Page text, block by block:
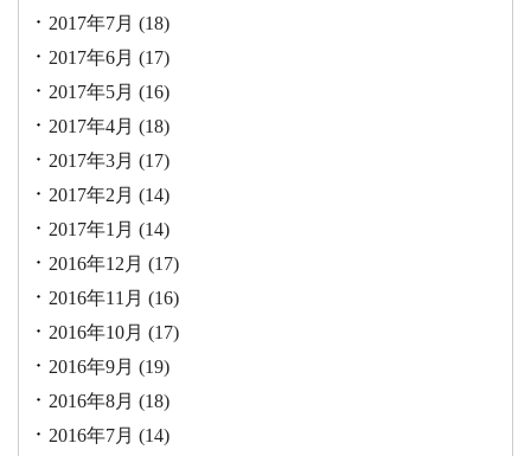
2017年7月 (18)
2017年6月 (17)
2017年5月 (16)
2017年4月 (18)
2017年3月 (17)
2017年2月 (14)
2017年1月 (14)
2016年12月 (17)
2016年11月 (16)
2016年10月 (17)
2016年9月 (19)
2016年8月 (18)
2016年7月 (14)